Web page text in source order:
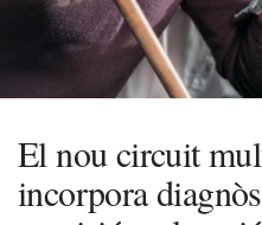
El nou circuit
incorpora